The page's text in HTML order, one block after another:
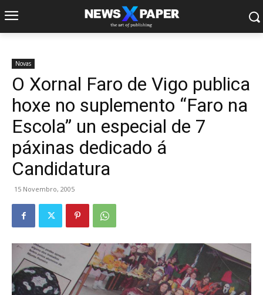
Novas
O Xornal Faro de Vigo publica
hoxe no suplemento “Faro na
Escola” un especial de 7
páxinas dedicado á
Candidatura
15 Novembro, 2005